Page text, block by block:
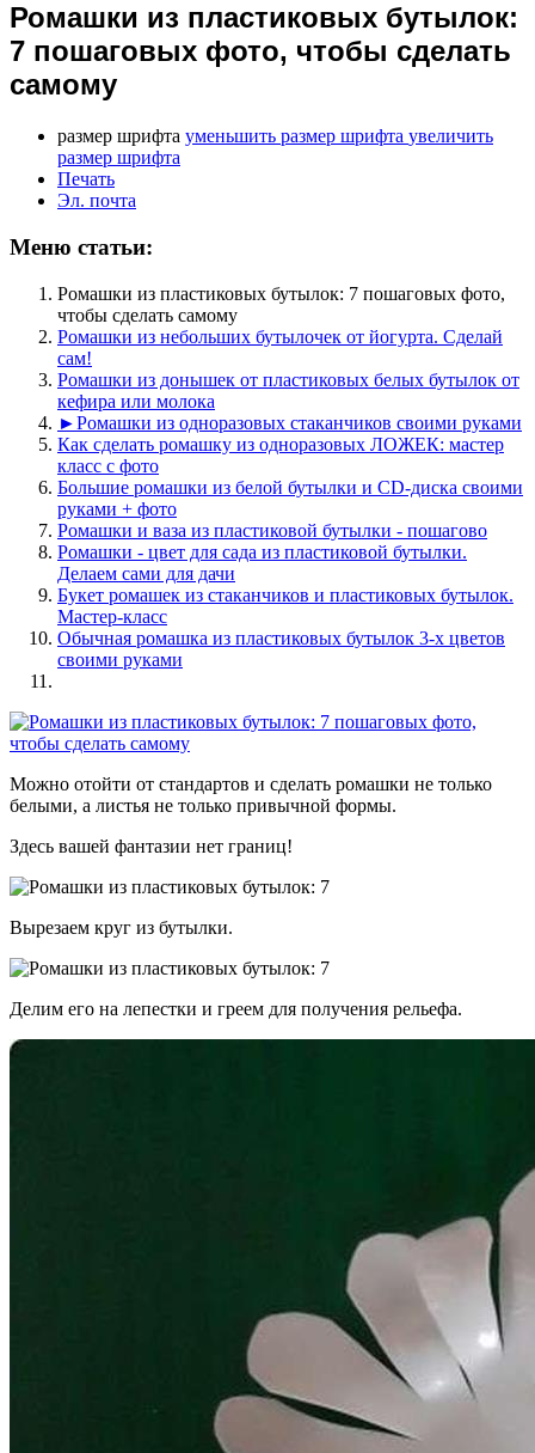
Ромашки из пластиковых бутылок:
7 пошаговых фото, чтобы сделать
самому
размер шрифта уменьшить размер шрифта увеличить
размер шрифта
Печать
Эл. почта
Меню статьи:
Ромашки из пластиковых бутылок: 7 пошаговых фото,
чтобы сделать самому
Ромашки из небольших бутылочек от йогурта. Сделай
сам!
Ромашки из донышек от пластиковых белых бутылок от
кефира или молока
►Ромашки из одноразовых стаканчиков своими руками
Как сделать ромашку из одноразовых ЛОЖЕК: мастер
класс с фото
Большие ромашки из белой бутылки и CD-диска своими
руками + фото
Ромашки и ваза из пластиковой бутылки - пошагово
Ромашки - цвет для сада из пластиковой бутылки.
Делаем сами для дачи
Букет ромашек из стаканчиков и пластиковых бутылок.
Мастер-класс
Обычная ромашка из пластиковых бутылок 3-х цветов
своими руками
Можно отойти от стандартов и сделать ромашки не только
белыми, а листья не только привычной формы.
Здесь вашей фантазии нет границ!
Вырезаем круг из бутылки.
Делим его на лепестки и греем для получения рельефа.